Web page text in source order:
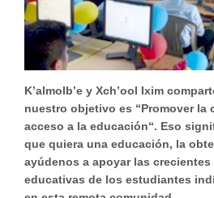
K’almolb’e y Xch’ool Ixim
nuestro objetivo es “Promover la
acceso a la educación“. Eso
que quiera una educación, la
ayúdenos a apoyar las crecientes
educativas de los estudiantes